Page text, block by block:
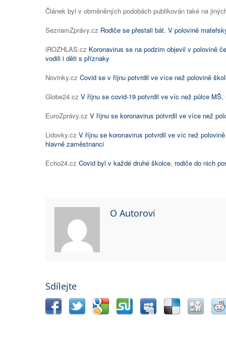
Článek byl v obměněných podobách publikován také na
SeznamZprávy.cz Rodiče se přestali bát. V polovině
iROZHLAS.cz Koronavirus se na podzim objevil v polovině
vodili i děti s příznaky
Novinky.cz Covid se v říjnu potvrdil ve více než polovině
Globe24.cz V říjnu se covid-19 potvrdil ve víc než půlce MŠ,
EuroZprávy.cz V říjnu se koronavirus potvrdil ve více než
Lidovky.cz V říjnu se koronavirus potvrdil ve víc než
hlavně zaměstnanci
Echo24.cz Covid byl v každé druhé školce, rodiče do nich
O Autorovi
Sdílejte